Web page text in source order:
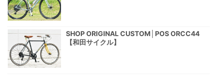
SHOP ORIGINAL CUSTOM│POS ORCC44
【和田サイクル】